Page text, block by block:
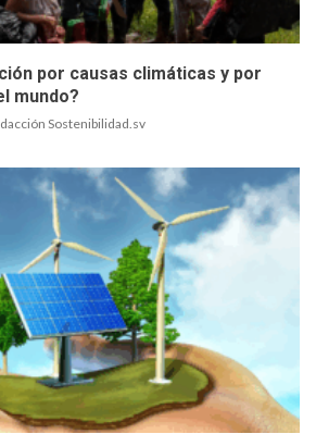
por causas climáticas y por
mundo?
Sostenibilidad.sv